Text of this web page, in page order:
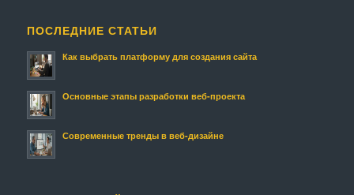
ПОСЛЕДНИЕ СТАТЬИ
Как выбрать платформу для создания сайта
Основные этапы разработки веб-проекта
Современные тренды в веб-дизайне